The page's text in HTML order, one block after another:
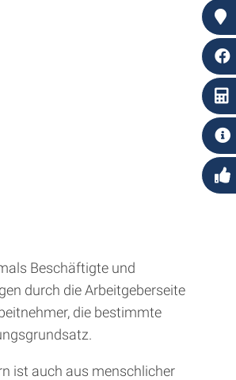
Beschäftigte und
durch die Arbeitgeberseite
die bestimmte
ist auch aus menschlicher